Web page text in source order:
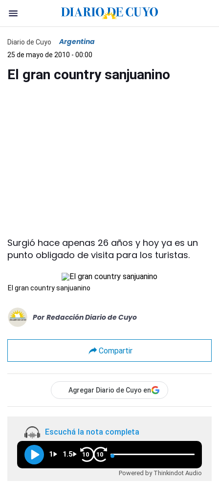
Diario de Cuyo Argentina
25 de mayo de 2010 - 00:00
El gran country sanjuanino
Surgió hace apenas 26 años y hoy ya es un
punto obligado de visita para los turistas.
El gran country sanjuanino
Por Redacción Diario de Cuyo
Compartir
Agregar Diario de Cuyo en
Escuchá la nota completa
1 1.5 10 10
Powered by Thinkindot Audio